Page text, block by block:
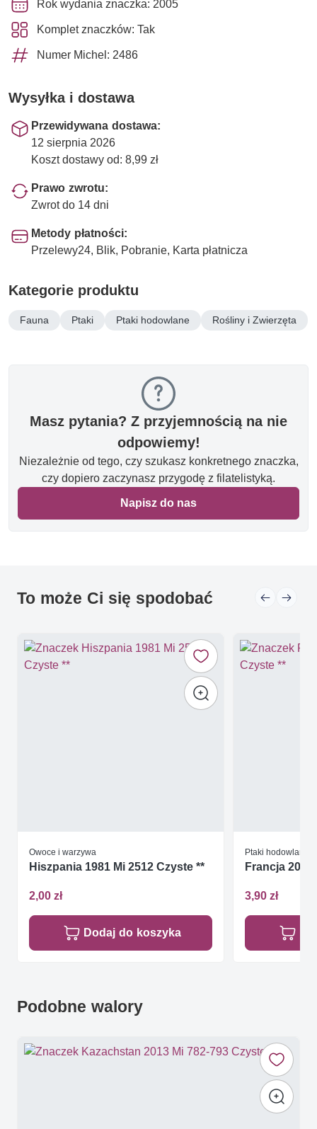
Rok wydania znaczka: 2005
Komplet znaczków: Tak
Numer Michel: 2486
Wysyłka i dostawa
Przewidywana dostawa:
12 sierpnia 2026
Koszt dostawy od: 8,99 zł
Prawo zwrotu:
Zwrot do 14 dni
Metody płatności:
Przelewy24, Blik, Pobranie, Karta płatnicza
Kategorie produktu
Fauna Ptaki Ptaki hodowlane Rośliny i Zwierzęta
Masz pytania? Z przyjemnością na nie
odpowiemy!
Niezależnie od tego, czy szukasz konkretnego znaczka,
czy dopiero zaczynasz przygodę z filatelistyką.
Napisz do nas
To może Ci się spodobać
Owoce i warzywa
Hiszpania 1981 Mi 2512 Czyste **
2,00 zł
Dodaj do koszyka
Ptaki hodowlane
Francja 2005
3,90 zł
Podobne walory